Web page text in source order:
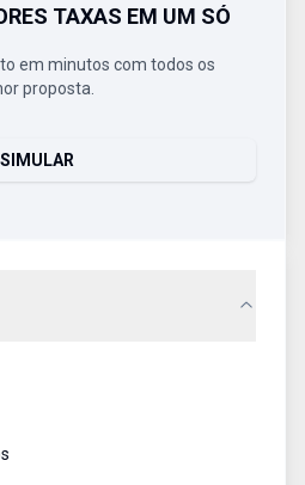
TAXAS EM UM SÓ
em minutos com todos os
proposta.
SIMULAR